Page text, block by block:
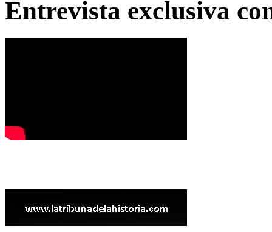
Entrevista exclusiva